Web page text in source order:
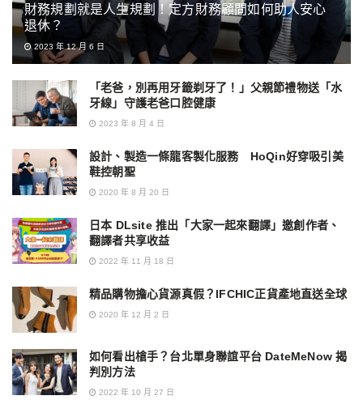
財務規劃就是人生規劃！定方財務顧問如何助人安心
退休？
2023 年 12 月 6 日
「老爸，別再用牙籤剃牙了！」父親節禮物送「水
牙線」守護老爸口腔健康
2023 年 8 月 4 日
設計、製造一條龍客製化服務 HoQin好穿吸引美
鞋控朝聖
2020 年 8 月 20 日
日本 DLsite 推出「大家一起來翻譯」邀創作者、
翻譯者共享收益
2022 年 11 月 18 日
精品購物擔心貨源真假？IFCHIC正貨產地直送全球
2020 年 12 月 2 日
如何看出槍手？台北單身聯誼平台 DateMeNow 揭
判別方法
2022 年 10 月 27 日